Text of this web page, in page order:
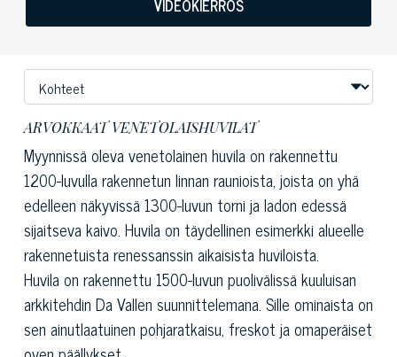
VIDEOKIERROS
ARVOKKAAT VENETOLAISHUVILAT
Myynnissä oleva venetolainen huvila on rakennettu
1200-luvulla rakennetun linnan raunioista, joista on yhä
edelleen näkyvissä 1300-luvun torni ja ladon edessä
sijaitseva kaivo. Huvila on täydellinen esimerkki alueelle
rakennetuista renessanssin aikaisista huviloista.
Huvila on rakennettu 1500-luvun puolivälissä kuuluisan
arkkitehdin Da Vallen suunnittelemana. Sille ominaista on
sen ainutlaatuinen pohjaratkaisu, freskot ja omaperäiset